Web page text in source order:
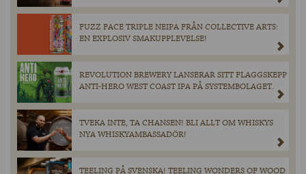
FUZZ FACE TRIPLE NEIPA FRÅN COLLECTIVE ARTS:
EN EXPLOSIV SMAKUPPLEVELSE!
REVOLUTION BREWERY LANSERAR SITT FLAGGSKEPP
ANTI-HERO WEST COAST IPA PÅ SYSTEMBOLAGET.
TVEKA INTE, TA CHANSEN! BLI ALLT OM WHISKYS
NYA WHISKYAMBASSADÖR!
TEELING PÅ SVENSKA! TEELING WONDERS OF WOOD